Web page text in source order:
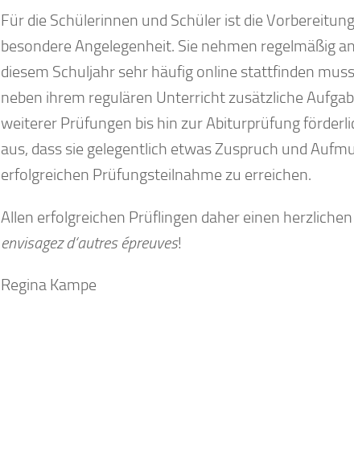
Für die Schülerinnen und Schüler ist die
besondere Angelegenheit. Sie nehmen regelmäßig
diesem Schuljahr sehr häufig online stattfinden
neben ihrem regulären Unterricht zusätzliche
weiterer Prüfungen bis hin zur Abiturprüfung
aus, dass sie gelegentlich etwas Zuspruch und
erfolgreichen Prüfungsteilnahme zu erreichen.
Allen erfolgreichen Prüflingen daher einen
envisagez d‘autres épreuves!
Regina Kampe